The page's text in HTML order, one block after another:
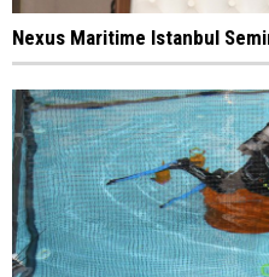
Nexus Maritime Istanbul